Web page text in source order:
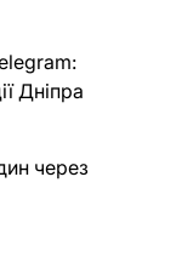
Дніпра
через